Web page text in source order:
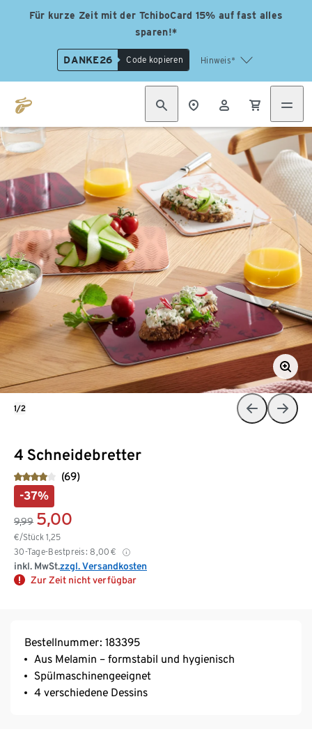
Für kurze Zeit mit der TchiboCard 15% auf fast alles
sparen!*
DANKE26 Code kopieren Hinweis*
4 Schneidebretter
(69)
-37%
9,99 5,00
€/Stück 1,25
30-Tage-Bestpreis: 8,00 €
inkl. MwSt.zzgl. Versandkosten
Zur Zeit nicht verfügbar
1/2
Bestellnummer: 183395
Aus Melamin – formstabil und hygienisch
Spülmaschinengeeignet
4 verschiedene Dessins